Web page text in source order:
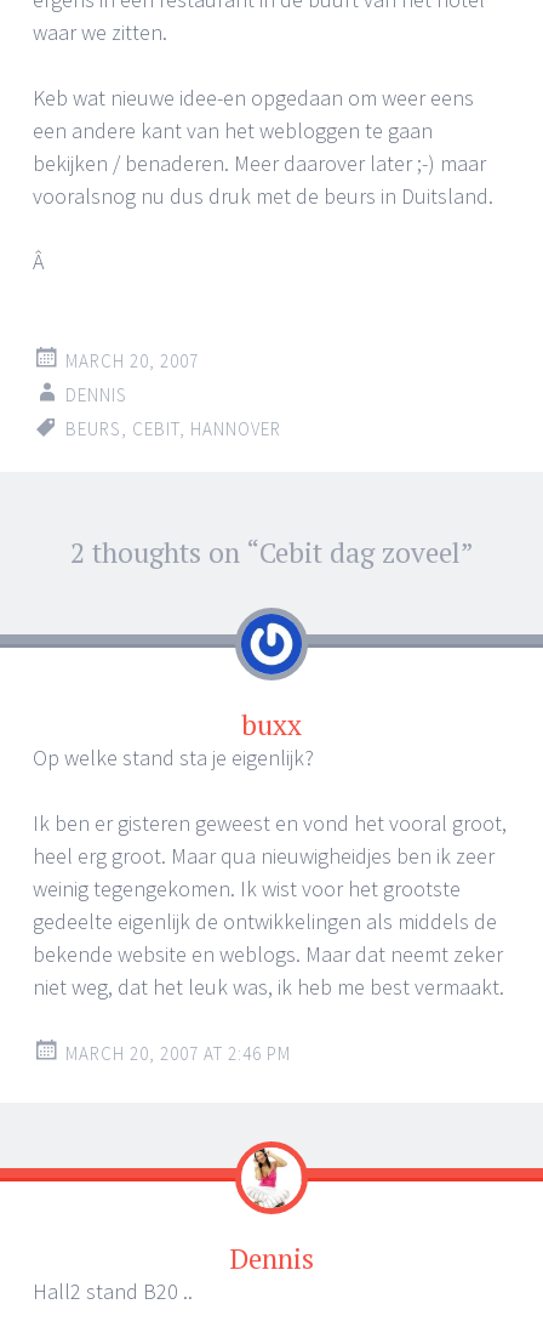
waar we zitten.
Keb wat nieuwe idee-en opgedaan om weer eens
een andere kant van het webloggen te gaan
bekijken / benaderen. Meer daarover later ;-) maar
vooralsnog nu dus druk met de beurs in Duitsland.
Â
MARCH 20, 2007
DENNIS
BEURS
CEBIT HANNOVER
Post
navigation
2 thoughts on “Cebit dag zoveel”
buxx
Op welke stand sta je eigenlijk?
Ik ben er gisteren geweest en vond het vooral groot,
heel erg groot. Maar qua nieuwigheidjes ben ik zeer
weinig tegengekomen. Ik wist voor het grootste
gedeelte eigenlijk de ontwikkelingen als middels de
bekende website en weblogs. Maar dat neemt zeker
niet weg, dat het leuk was, ik heb me best vermaakt.
MARCH 20, 2007 AT 2:46 PM
Dennis
Hall2 stand B20 ..